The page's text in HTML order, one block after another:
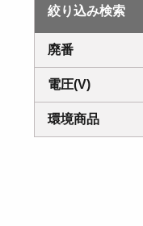
絞り込み検索
廃番
電圧(V)
環境商品